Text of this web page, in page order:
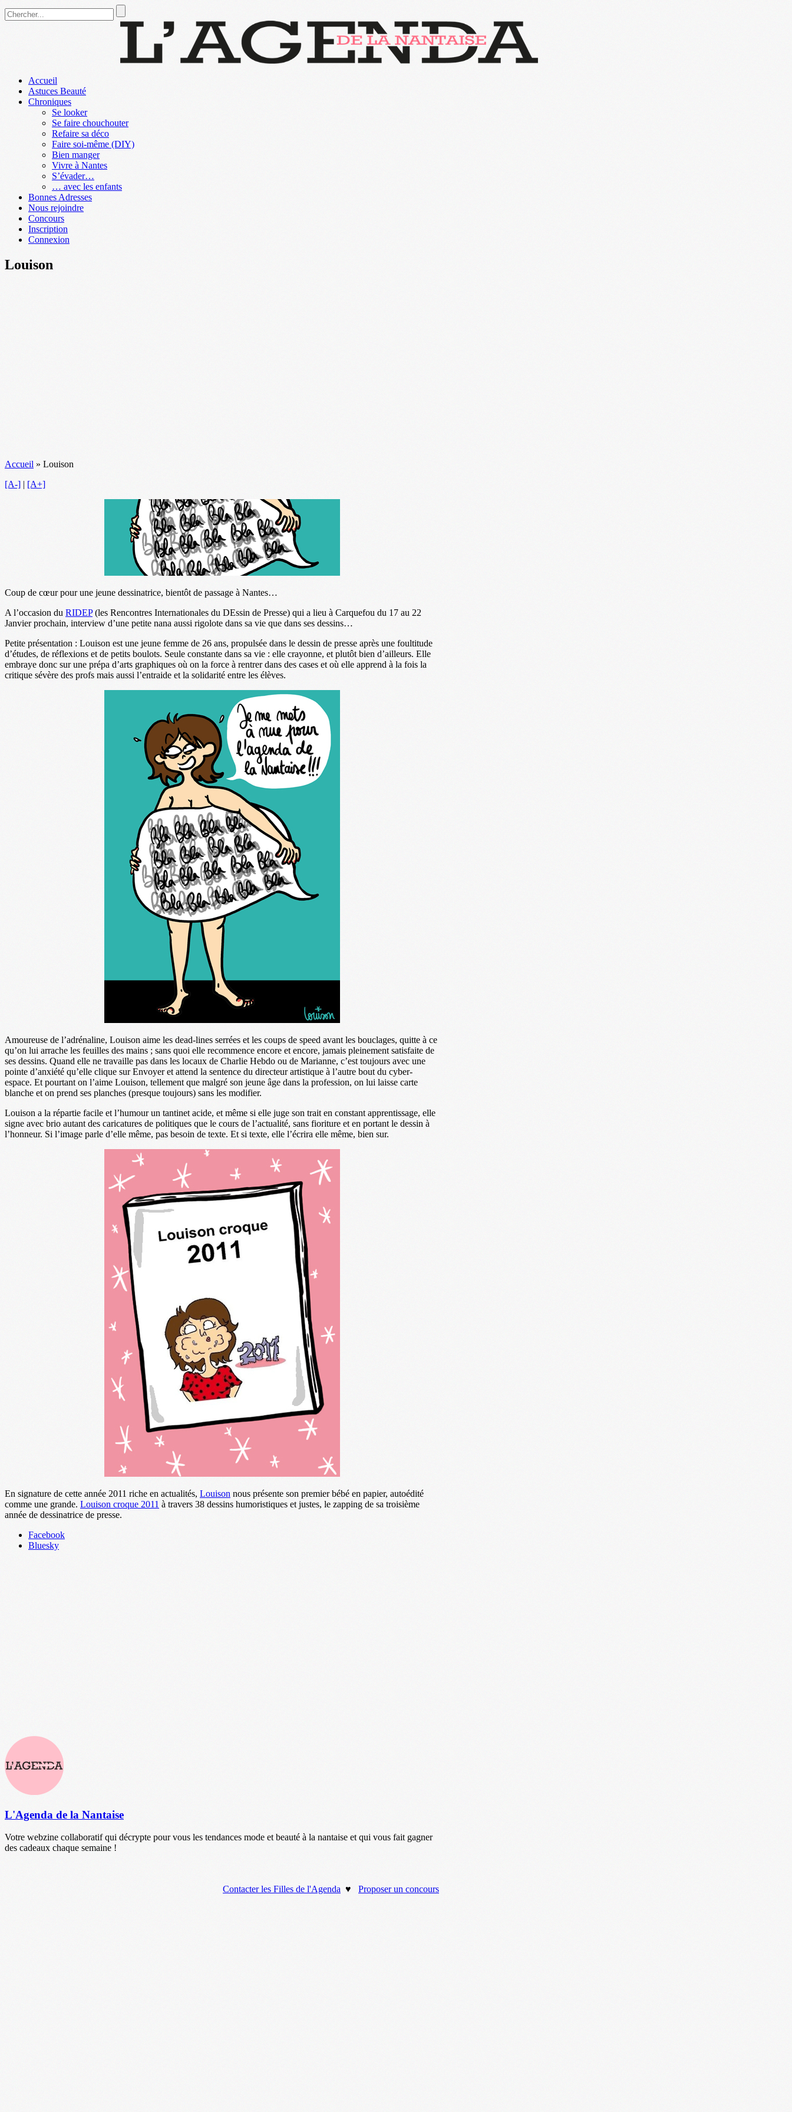
Accueil
Astuces Beauté
Chroniques
Se looker
Se faire chouchouter
Refaire sa déco
Faire soi-même (DIY)
Bien manger
Vivre à Nantes
S’évader…
… avec les enfants
Bonnes Adresses
Nous rejoindre
Concours
Inscription
Connexion
Louison
Accueil » Louison
[A-] | [A+]
Coup de cœur pour une jeune dessinatrice, bientôt de passage à Nantes…
A l’occasion du RIDEP(les Rencontres Internationales du DEssin de Presse) qui a lieu à Carquefou du 17 au 22
Janvier prochain, interview d’une petite nana aussi rigolote dans sa vie que dans ses dessins…
Petite présentation : Louison est une jeune femme de 26 ans, propulsée dans le dessin de presse après une foultitude
d’études, de réflexions et de petits boulots. Seule constante dans sa vie : elle crayonne, et plutôt bien d’ailleurs. Elle
embraye donc sur une prépa d’arts graphiques où on la force à rentrer dans des cases et où elle apprend à la fois la
critique sévère des profs mais aussi l’entraide et la solidarité entre les élèves.
Amoureuse de l’adrénaline, Louison aime les dead-lines serrées et les coups de speed avant les bouclages, quitte à ce
qu’on lui arrache les feuilles des mains ; sans quoi elle recommence encore et encore, jamais pleinement satisfaite de
ses dessins. Quand elle ne travaille pas dans les locaux de Charlie Hebdo ou de Marianne, c’est toujours avec une
pointe d’anxiété qu’elle clique sur Envoyer et attend la sentence du directeur artistique à l’autre bout du cyber-
espace. Et pourtant on l’aime Louison, tellement que malgré son jeune âge dans la profession, on lui laisse carte
blanche et on prend ses planches (presque toujours) sans les modifier.
Louison a la répartie facile et l’humour un tantinet acide, et même si elle juge son trait en constant apprentissage, elle
signe avec brio autant des caricatures de politiques que le cours de l’actualité, sans fioriture et en portant le dessin à
l’honneur. Si l’image parle d’elle même, pas besoin de texte. Et si texte, elle l’écrira elle même, bien sur.
En signature de cette année 2011 riche en actualités, Louison nous présente son premier bébé en papier, autoédité
comme une grande. Louison croque 2011 à travers 38 dessins humoristiques et justes, le zapping de sa troisième
année de dessinatrice de presse.
PartagerFacebook
Bluesky
L'Agenda de la Nantaise
Votre webzine collaboratif qui décrypte pour vous les tendances mode et beauté à la nantaise et qui vous fait gagner
des cadeaux chaque semaine !
Contacter les Filles de l'Agenda ♥ Proposer un concours